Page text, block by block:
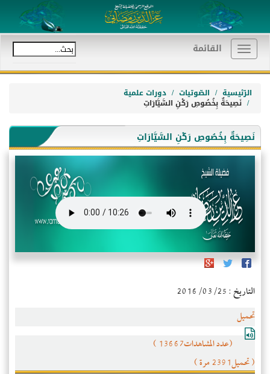
Toggle
navigation
القائمة
الرّئيسية الصّوتيات دورات علمية
نَصِيحَةٌ بِخُصُوصِ رَكْنِ السَّيَّارَاتِ
نَصِيحَةٌ بِخُصُوصِ رَكْنِ السَّيَّارَاتِ
التاريخ : 2016/03/25
تحميل
(عدد المشاهدات13667 )
( تحميل2391 مرة )